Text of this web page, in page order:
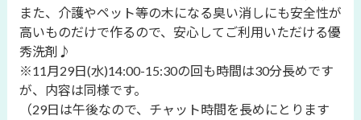
また、介護やペット等の木になる臭い消しにも安全性が
高いものだけで作るので、安心してご利用いただける優
秀洗剤♪
※11月29日(水)14:00-15:30の回も時間は30分長めです
が、内容は同様です。
（29日は午後なので、チャット時間を長めにとります